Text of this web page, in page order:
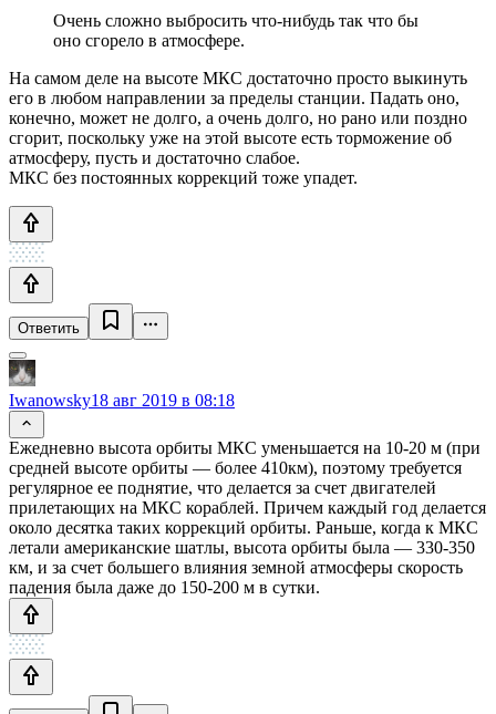
Очень сложно выбросить что-нибудь так что бы
оно сгорело в атмосфере.
На самом деле на высоте МКС достаточно просто выкинуть
его в любом направлении за пределы станции. Падать оно,
конечно, может не долго, а очень долго, но рано или поздно
сгорит, поскольку уже на этой высоте есть торможение об
атмосферу, пусть и достаточно слабое.
МКС без постоянных коррекций тоже упадет.
Ответить
Iwanowsky18 авг 2019 в 08:18
Ежедневно высота орбиты МКС уменьшается на 10-20 м (при
средней высоте орбиты — более 410км), поэтому требуется
регулярное ее поднятие, что делается за счет двигателей
прилетающих на МКС кораблей. Причем каждый год делается
около десятка таких коррекций орбиты. Раньше, когда к МКС
летали американские шатлы, высота орбиты была — 330-350
км, и за счет большего влияния земной атмосферы скорость
падения была даже до 150-200 м в сутки.